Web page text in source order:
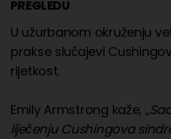
PREGLEDU
U užurbanom okruženju
prakse slučajevi
rijetkost.
Emily Armstrong kaže, „
liječenju Cushingova